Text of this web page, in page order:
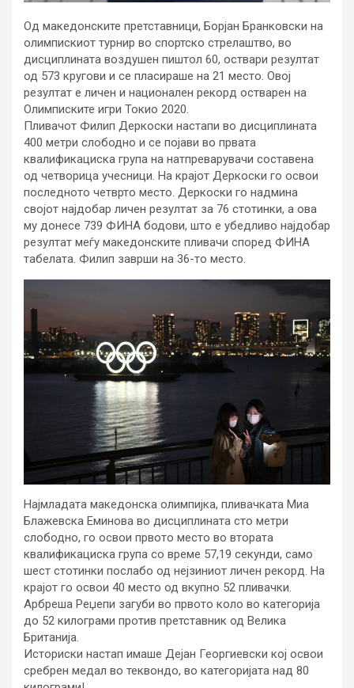
Од македонските претставници, Борјан Бранковски на
олимпискиот турнир во спортско стрелаштво, во
дисциплината воздушен пиштол 60, оствари резултат
од 573 кругови и се пласираше на 21 место. Овој
резултат е личен и национален рекорд остварен на
Олимписките игри Токио 2020.
Пливачот Филип Деркоски настапи во дисциплината
400 метри слободно и се појави во првата
квалификациска група на натпреварувачи составена
од четворица учесници. На крајот Деркоски го освои
последното четврто место. Деркоски го надмина
својот најдобар личен резултат за 76 стотинки, а ова
му донесе 739 ФИНА бодови, што е убедливо најдобар
резултат меѓу македонските пливачи според ФИНА
табелата. Филип заврши на 36-то место.
Најмладата македонска олимпијка, пливачката Миа
Блажевска Еминова во дисциплината сто метри
слободно, го освои првото место во втората
квалификациска група со време 57,19 секунди, само
шест стотинки послабо од нејзиниот личен рекорд. На
крајот го освои 40 место од вкупно 52 пливачки.
Арбреша Реџепи загуби во првото коло во категорија
до 52 килограми против претставник од Велика
Британија.
Историски настап имаше Дејан Георгиевски кој освои
сребрен медал во теквондо, во категоријата над 80